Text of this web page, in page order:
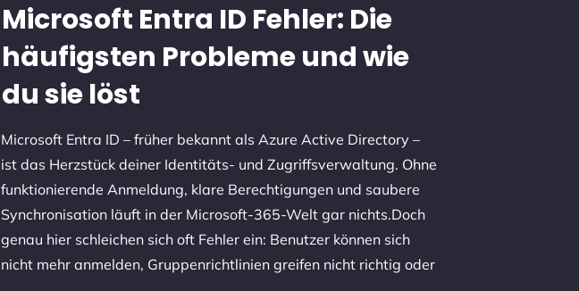
Microsoft Entra ID Fehler: Die
häufigsten Probleme und wie
du sie löst
Microsoft Entra ID – früher bekannt als Azure Active Directory –
ist das Herzstück deiner Identitäts- und Zugriffsverwaltung. Ohne
funktionierende Anmeldung, klare Berechtigungen und saubere
Synchronisation läuft in der Microsoft-365-Welt gar nichts.Doch
genau hier schleichen sich oft Fehler ein: Benutzer können sich
nicht mehr anmelden, Gruppenrichtlinien greifen nicht richtig oder